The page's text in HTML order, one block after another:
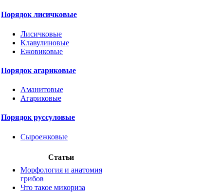
Порядок лисичковые
Лисичковые
Клавулиновые
Ежовиковые
Порядок агариковые
Аманитовые
Агариковые
Порядок руссуловые
Сыроежковые
Статьи
Морфология и анатомия
грибов
Что такое микориза